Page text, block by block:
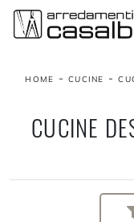
HOME - CUCINE -
CUCINE